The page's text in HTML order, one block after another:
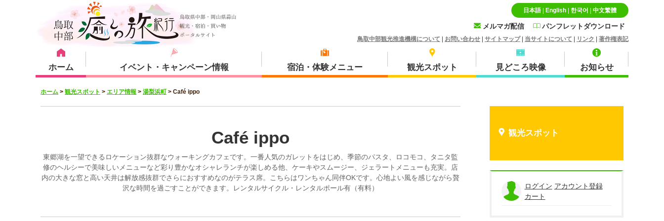
日本語| English| 한국어 中文繁體
メルマガ配信 パンフレットダウンロード
鳥取中部観光推進機構について お問い合わせ サイトマップ| 当サイトについて リンク 著作権表記
ホーム イベント・キャンペーン情報 宿泊・体験メニュー
宿泊・体験メニュー
特産品・お土産品
観光スポット
観光スポット
北栄町
湯梨浜町 三朝町
見どころ映像 お知らせ
ホーム > 観光スポット > エリア情報 > 湯梨浜町 > Café ippo
観光スポット
Café ippo
東郷湖を一望できるロケーション抜群なウォーキングカフェです。一番人気のガレットをはじめ、季節のパスタ、ロコモコ、タニタ監
修のヘルシーで美味しいメニューなど彩り豊かなオシャレランチが楽しめる他、ケーキやスムージー、ジェラートメニューも充実。店
内の大きな窓と高い天井は解放感抜群でさらにおすすめなのがテラス席。こちらはワンちゃん同伴OKです。心地よい風を感じながら贅
沢な時間を過ごすことができます。レンタルサイクル・レンタルポール有（有料）
ログイン アカウント登録
カート